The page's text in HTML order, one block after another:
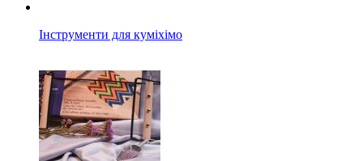
Інструменти для куміхімо